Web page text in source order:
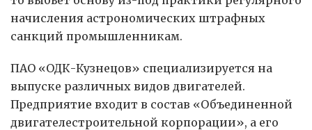
начисления астрономических штрафных
санкций промышленникам.
ПАО «ОДК-Кузнецов» специализируется на
выпуске различных видов двигателей.
Предприятие входит в состав «Объединенной
двигателестроительной корпорации», а его